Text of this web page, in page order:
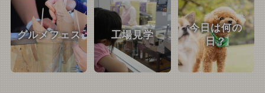
グルメフェス 工場見学
今日は何の
日？